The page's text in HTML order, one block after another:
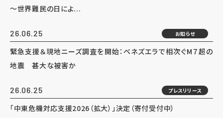
～世界難民の日によ...
26.06.25 お知らせ
緊急支援＆現地ニーズ調査を開始：ベネズエラで相次ぐM７超の
地震 甚大な被害か
26.06.25 プレスリリース
「中東危機対応支援2026（拡大）」決定（寄付受付中）